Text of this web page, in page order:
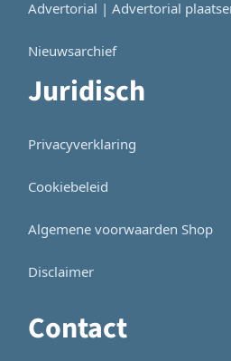
Advertorial | Advertorial
Nieuwsarchief
Juridisch
Privacyverklaring
Cookiebeleid
Algemene voorwaarden Shop
Disclaimer
Contact